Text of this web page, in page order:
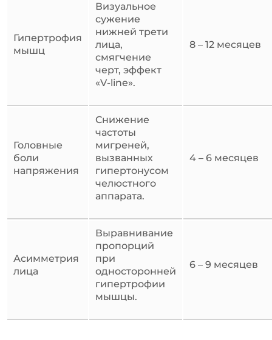
Гипертрофия
мышц
Визуальное
сужение
нижней трети
лица,
смягчение
черт, эффект
«V-line».
8 – 12 месяцев
Головные
боли
напряжения
Снижение
частоты
мигреней,
вызванных
гипертонусом
челюстного
аппарата.
4 – 6 месяцев
Асимметрия
лица
Выравнивание
пропорций
при
односторонней
гипертрофии
мышцы.
6 – 9 месяцев